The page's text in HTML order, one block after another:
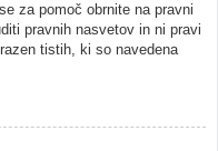
za pomoč obrnite na pravni
pravnih nasvetov in ni pravi
tistih, ki so navedena